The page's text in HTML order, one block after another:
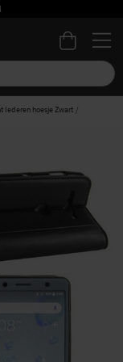
lederen hoesje Zwart